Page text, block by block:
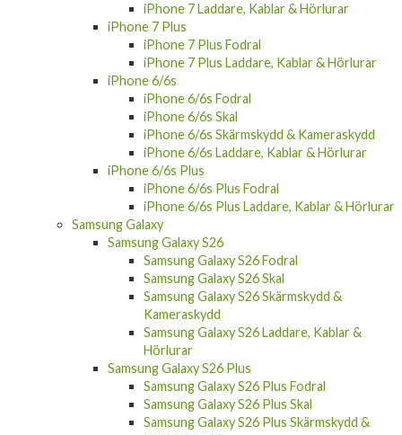
iPhone 7 Laddare, Kablar & Hörlurar
iPhone 7 Plus
iPhone 7 Plus Fodral
iPhone 7 Plus Laddare, Kablar & Hörlurar
iPhone 6/6s
iPhone 6/6s Fodral
iPhone 6/6s Skal
iPhone 6/6s Skärmskydd & Kameraskydd
iPhone 6/6s Laddare, Kablar & Hörlurar
iPhone 6/6s Plus
iPhone 6/6s Plus Fodral
iPhone 6/6s Plus Laddare, Kablar & Hörlurar
Samsung Galaxy
Samsung Galaxy S26
Samsung Galaxy S26 Fodral
Samsung Galaxy S26 Skal
Samsung Galaxy S26 Skärmskydd &
Kameraskydd
Samsung Galaxy S26 Laddare, Kablar &
Hörlurar
Samsung Galaxy S26 Plus
Samsung Galaxy S26 Plus Fodral
Samsung Galaxy S26 Plus Skal
Samsung Galaxy S26 Plus Skärmskydd &